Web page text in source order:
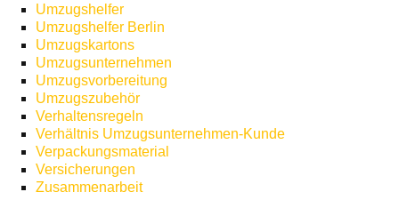
Umzugshelfer
Umzugshelfer Berlin
Umzugskartons
Umzugsunternehmen
Umzugsvorbereitung
Umzugszubehör
Verhaltensregeln
Verhältnis Umzugsunternehmen-Kunde
Verpackungsmaterial
Versicherungen
Zusammenarbeit